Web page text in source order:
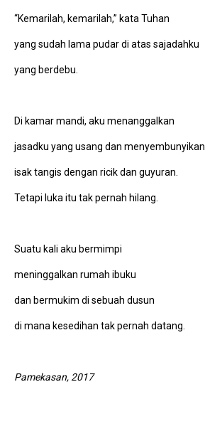
“Kemarilah, kemarilah,” kata Tuhan
yang sudah lama pudar di atas sajadahku
yang berdebu.
Di kamar mandi, aku menanggalkan
jasadku yang usang dan menyembunyikan
isak tangis dengan ricik dan guyuran.
Tetapi luka itu tak pernah hilang.
Suatu kali aku bermimpi
meninggalkan rumah ibuku
dan bermukim di sebuah dusun
di mana kesedihan tak pernah datang.
Pamekasan, 2017